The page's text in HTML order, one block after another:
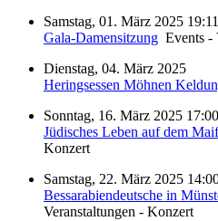
Samstag, 01. März 2025 19:11
Gala-Damensitzung Events -
Dienstag, 04. März 2025
Heringsessen Möhnen
Sonntag, 16. März 2025 17:00
Jüdisches Leben auf dem
Konzert
Samstag, 22. März 2025
Bessarabiendeutsche in
Veranstaltungen - Konzert